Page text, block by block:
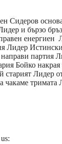
Сидеров
и бързо
енергиен
Лидер
партия
Бойко
старият Лидер
чакаме тримата